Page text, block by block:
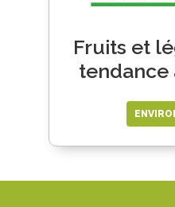
Fruits et
tendance